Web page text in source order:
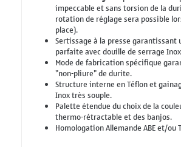
impeccable et sans torsion de la
rotation de réglage sera possible
place).
Sertissage à la presse garantissant
parfaite avec douille de serrage
Mode de fabrication spécifique
"non-pliure" de durite.
Structure interne en Téflon et
Inox très souple.
Palette étendue du choix de la
thermo-rétractable et des banjos.
Homologation Allemande ABE et/ou